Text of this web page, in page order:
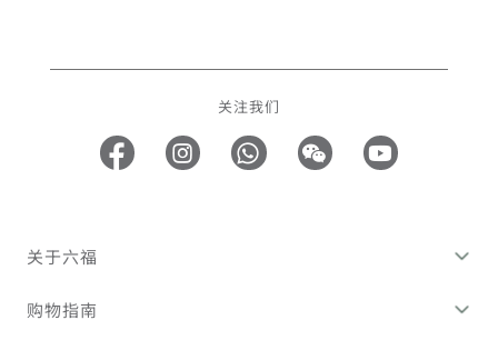
关注我们
关于六福
购物指南